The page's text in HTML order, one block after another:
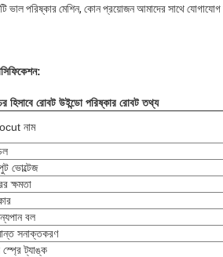
ভাল পরিষ্কার মেশিন, কোন প্রয়োজন আমাদের সাথে
হিসাবে রোবট উইন্ডো পরিষ্কার রোবট তথ্য
নাম
ভোল্টেজ
ক্ষমতা
বল
সনাক্তকরণ
ট্যাঙ্ক